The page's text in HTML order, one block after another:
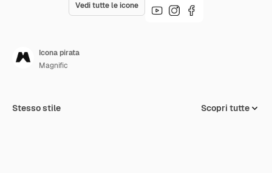
Vedi tutte le icone
Icona pirata
Magnific
Stesso stile Scopri tutte